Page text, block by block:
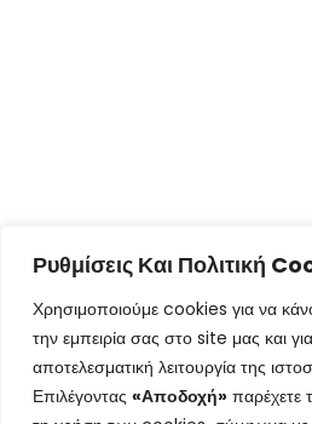
Ρυθμίσεις Και Πολιτική
Χρησιμοποιούμε cookies για να
την εμπειρία σας στο site μας και
αποτελεσματική λειτουργία της
Επιλέγοντας «Αποδοχή» παρέχετε